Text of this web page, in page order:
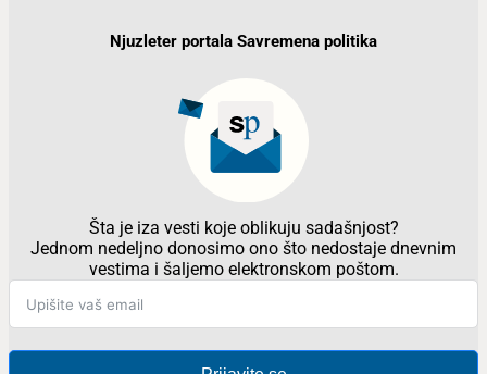
Njuzleter portala Savremena politika
Šta je iza vesti koje oblikuju sadašnjost?
Jednom nedeljno donosimo ono što nedostaje dnevnim
vestima i šaljemo elektronskom poštom.